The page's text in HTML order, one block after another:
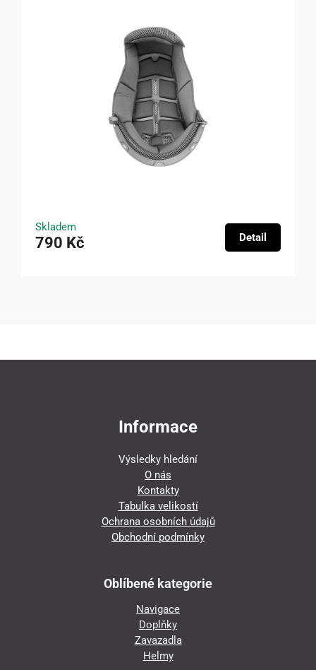
Skladem
790 Kč Detail
Informace
Výsledky hledání
O nás
Kontakty
Tabulka velikostí
Ochrana osobních údajů
Obchodní podmínky
Oblíbené kategorie
Navigace
Doplňky
Zavazadla
Helmy